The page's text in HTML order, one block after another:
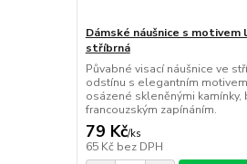
Dámské náušnice s motivem
stříbrná
Půvabné visací náušnice ve
odstínu s elegantním
osázené skleněnými kamínky,
francouzským zapínáním.
79 Kč/ks
65 Kč bez DPH